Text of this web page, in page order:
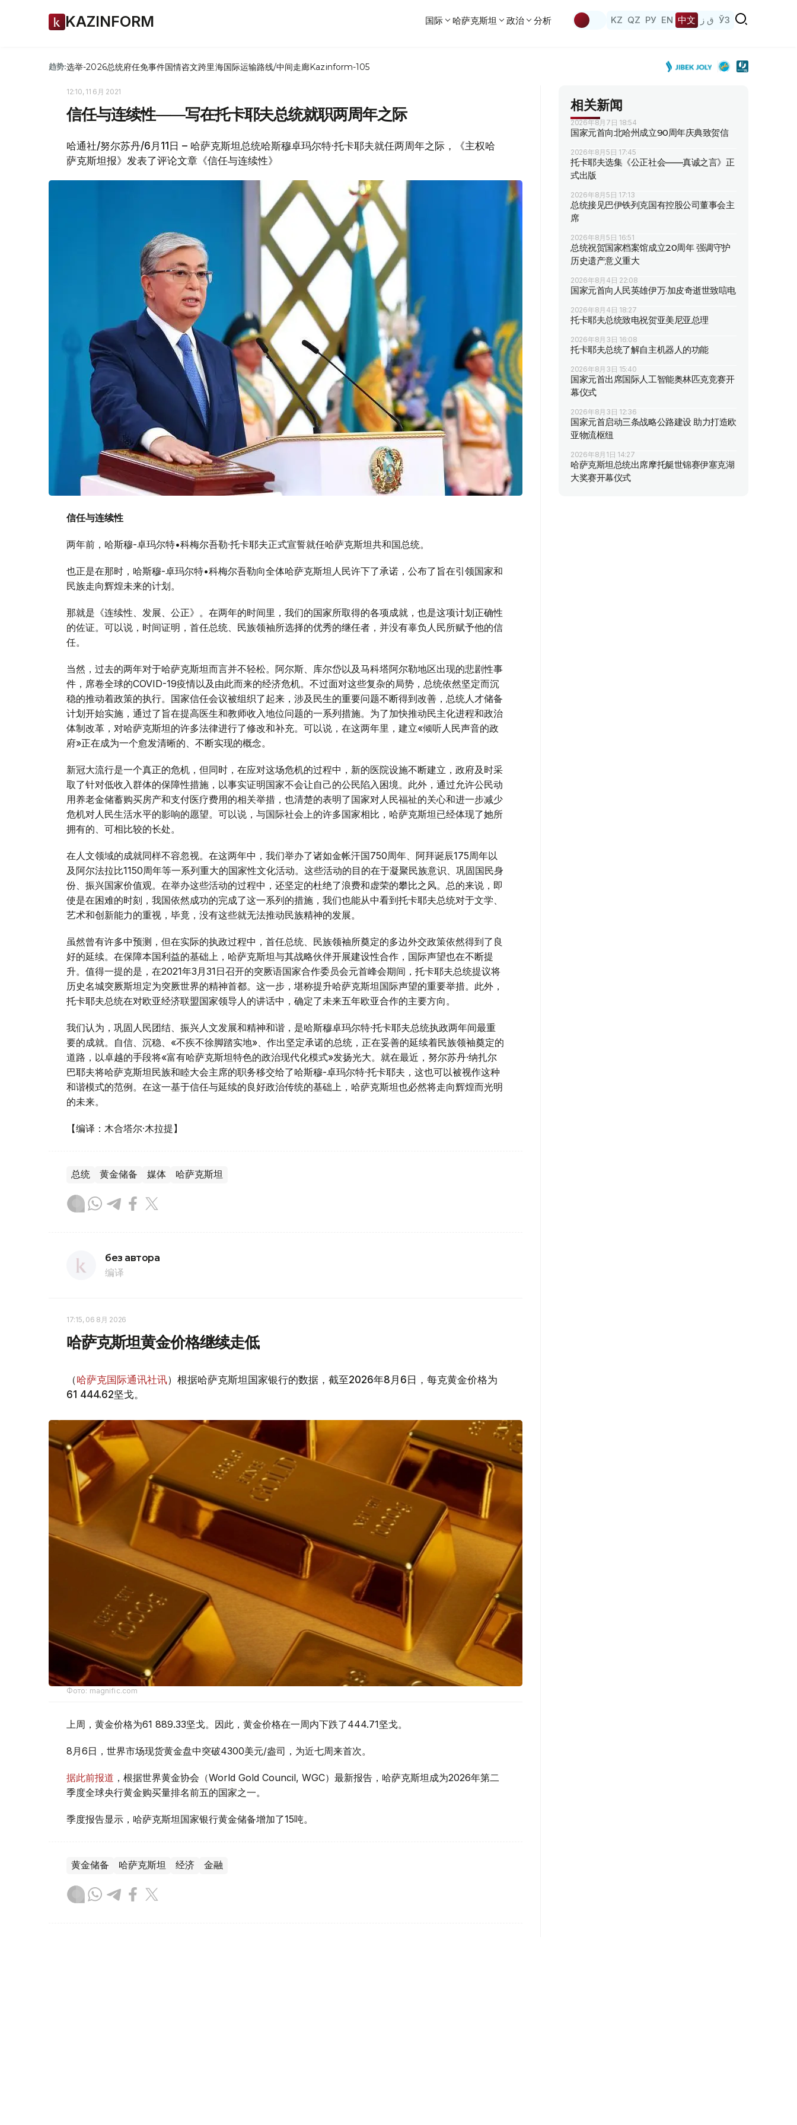
KAZINFORM 国际 哈萨克斯坦 政治 分析 KZ QZ РУ EN 中文 ق ز ЎЗ
趋势:选举-2026总统府任免事件国情咨文跨里海国际运输路线/中间走廊Kazinform-105
12:10, 11 6月 2021
信任与连续性——写在托卡耶夫总统就职两周年之际
哈通社/努尔苏丹/6月11日 – 哈萨克斯坦总统哈斯穆卓玛尔特·托卡耶夫就任两周年之际，《主权哈
萨克斯坦报》发表了评论文章《信任与连续性》
信任与连续性
两年前，哈斯穆-卓玛尔特•科梅尔吾勒·托卡耶夫正式宣誓就任哈萨克斯坦共和国总统。
也正是在那时，哈斯穆-卓玛尔特•科梅尔吾勒向全体哈萨克斯坦人民许下了承诺，公布了旨在引领国家和
民族走向辉煌未来的计划。
那就是《连续性、发展、公正》。在两年的时间里，我们的国家所取得的各项成就，也是这项计划正确性
的佐证。可以说，时间证明，首任总统、民族领袖所选择的优秀的继任者，并没有辜负人民所赋予他的信
任。
当然，过去的两年对于哈萨克斯坦而言并不轻松。阿尔斯、库尔岱以及马科塔阿尔勒地区出现的悲剧性事
件，席卷全球的COVID-19疫情以及由此而来的经济危机。不过面对这些复杂的局势，总统依然坚定而沉
稳的推动着政策的执行。国家信任会议被组织了起来，涉及民生的重要问题不断得到改善，总统人才储备
计划开始实施，通过了旨在提高医生和教师收入地位问题的一系列措施。为了加快推动民主化进程和政治
体制改革，对哈萨克斯坦的许多法律进行了修改和补充。可以说，在这两年里，建立«倾听人民声音的政
府»正在成为一个愈发清晰的、不断实现的概念。
新冠大流行是一个真正的危机，但同时，在应对这场危机的过程中，新的医院设施不断建立，政府及时采
取了针对低收入群体的保障性措施，以事实证明国家不会让自己的公民陷入困境。此外，通过允许公民动
用养老金储蓄购买房产和支付医疗费用的相关举措，也清楚的表明了国家对人民福祉的关心和进一步减少
危机对人民生活水平的影响的愿望。可以说，与国际社会上的许多国家相比，哈萨克斯坦已经体现了她所
拥有的、可相比较的长处。
在人文领域的成就同样不容忽视。在这两年中，我们举办了诸如金帐汗国750周年、阿拜诞辰175周年以
及阿尔法拉比1150周年等一系列重大的国家性文化活动。这些活动的目的在于凝聚民族意识、巩固国民身
份、振兴国家价值观。在举办这些活动的过程中，还坚定的杜绝了浪费和虚荣的攀比之风。总的来说，即
使是在困难的时刻，我国依然成功的完成了这一系列的措施，我们也能从中看到托卡耶夫总统对于文学、
艺术和创新能力的重视，毕竟，没有这些就无法推动民族精神的发展。
虽然曾有许多中预测，但在实际的执政过程中，首任总统、民族领袖所奠定的多边外交政策依然得到了良
好的延续。在保障本国利益的基础上，哈萨克斯坦与其战略伙伴开展建设性合作，国际声望也在不断提
升。值得一提的是，在2021年3月31日召开的突厥语国家合作委员会元首峰会期间，托卡耶夫总统提议将
历史名城突厥斯坦定为突厥世界的精神首都。这一步，堪称提升哈萨克斯坦国际声望的重要举措。此外，
托卡耶夫总统在对欧亚经济联盟国家领导人的讲话中，确定了未来五年欧亚合作的主要方向。
我们认为，巩固人民团结、振兴人文发展和精神和谐，是哈斯穆卓玛尔特·托卡耶夫总统执政两年间最重
要的成就。自信、沉稳、«不疾不徐脚踏实地»、作出坚定承诺的总统，正在妥善的延续着民族领袖奠定的
道路，以卓越的手段将«富有哈萨克斯坦特色的政治现代化模式»发扬光大。就在最近，努尔苏丹·纳扎尔
巴耶夫将哈萨克斯坦民族和睦大会主席的职务移交给了哈斯穆-卓玛尔特·托卡耶夫，这也可以被视作这种
和谐模式的范例。在这一基于信任与延续的良好政治传统的基础上，哈萨克斯坦也必然将走向辉煌而光明
的未来。
【编译：木合塔尔·木拉提】
总统 黄金储备 媒体 哈萨克斯坦
без автора
编译
17:15, 06 8月 2026
哈萨克斯坦黄金价格继续走低
（哈萨克国际通讯社讯）根据哈萨克斯坦国家银行的数据，截至2026年8月6日，每克黄金价格为
61 444.62坚戈。
Фото: magnific.com
上周，黄金价格为61 889.33坚戈。因此，黄金价格在一周内下跌了444.71坚戈。
8月6日，世界市场现货黄金盘中突破4300美元/盎司，为近七周来首次。
据此前报道 ，根据世界黄金协会（World Gold Council, WGC）最新报告，哈萨克斯坦成为2026年第二
季度全球央行黄金购买量排名前五的国家之一。
季度报告显示，哈萨克斯坦国家银行黄金储备增加了15吨。
黄金储备 哈萨克斯坦 经济 金融
相关新闻
2026年8月7日 18:54
国家元首向北哈州成立90周年庆典致贺信
2026年8月5日 17:45
托卡耶夫选集《公正社会——真诚之言》正
式出版
2026年8月5日 17:13
总统接见巴伊铁列克国有控股公司董事会主
席
2026年8月5日 16:51
总统祝贺国家档案馆成立20周年 强调守护
历史遗产意义重大
2026年8月4日 22:08
国家元首向人民英雄伊万·加皮奇逝世致唁电
2026年8月4日 18:27
托卡耶夫总统致电祝贺亚美尼亚总理
2026年8月3日 16:08
托卡耶夫总统了解自主机器人的功能
2026年8月3日 15:40
国家元首出席国际人工智能奥林匹克竞赛开
幕仪式
2026年8月3日 12:36
国家元首启动三条战略公路建设 助力打造欧
亚物流枢纽
2026年8月1日 14:27
哈萨克斯坦总统出席摩托艇世锦赛伊塞克湖
大奖赛开幕仪式